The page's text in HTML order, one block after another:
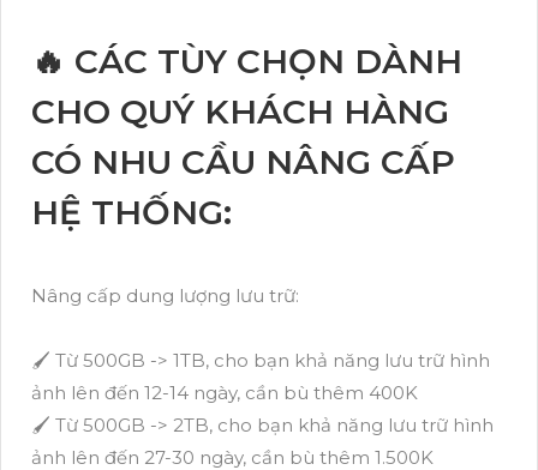
🔥 CÁC TÙY CHỌN DÀNH
CHO QUÝ KHÁCH HÀNG
CÓ NHU CẦU NÂNG CẤP
HỆ THỐNG:
Nâng cấp dung lượng lưu trữ:
🖌 Từ 500GB -> 1TB, cho bạn khả năng lưu trữ hình
ảnh lên đến 12-14 ngày, cần bù thêm 400K
🖌 Từ 500GB -> 2TB, cho bạn khả năng lưu trữ hình
ảnh lên đến 27-30 ngày, cần bù thêm 1.500K